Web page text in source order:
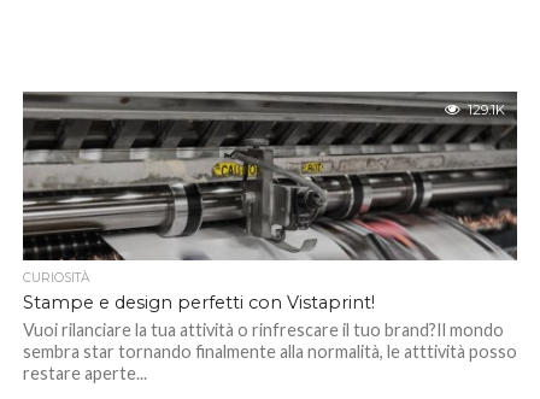
129.1K
CURIOSITÀ
Stampe e design perfetti con Vistaprint!
Vuoi rilanciare la tua attività o rinfrescare il tuo brand?Il mondo
sembra star tornando finalmente alla normalità, le atttività posso
restare aperte...